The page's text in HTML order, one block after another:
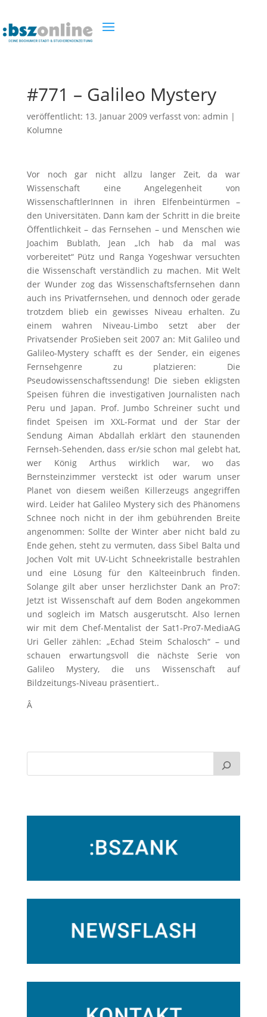
#771 – Galileo Mystery
veröffentlicht: 13. Januar 2009verfasst von: admin |
Kolumne
Vor noch gar nicht allzu langer Zeit, da war
Wissenschaft eine Angelegenheit von
WissenschaftlerInnen in ihren Elfenbeintürmen –
den Universitäten. Dann kam der Schritt in die breite
Öffentlichkeit – das Fernsehen – und Menschen wie
Joachim Bublath, Jean „Ich hab da mal was
vorbereitet“ Pütz und Ranga Yogeshwar versuchten
die Wissenschaft verständlich zu machen. Mit Welt
der Wunder zog das Wissenschaftsfernsehen dann
auch ins Privatfernsehen, und dennoch oder gerade
trotzdem blieb ein gewisses Niveau erhalten. Zu
einem wahren Niveau-Limbo setzt aber der
Privatsender ProSieben seit 2007 an: Mit Galileo und
Galileo-Mystery schafft es der Sender, ein eigenes
Fernsehgenre zu platzieren: Die
Pseudowissenschaftssendung! Die sieben ekligsten
Speisen führen die investigativen Journalisten nach
Peru und Japan. Prof. Jumbo Schreiner sucht und
findet Speisen im XXL-Format und der Star der
Sendung Aiman Abdallah erklärt den staunenden
Fernseh-Sehenden, dass er/sie schon mal gelebt hat,
wer König Arthus wirklich war, wo das
Bernsteinzimmer versteckt ist oder warum unser
Planet von diesem weißen Killerzeugs angegriffen
wird. Leider hat Galileo Mystery sich des Phänomens
Schnee noch nicht in der ihm gebührenden Breite
angenommen: Sollte der Winter aber nicht bald zu
Ende gehen, steht zu vermuten, dass Sibel Balta und
Jochen Volt mit UV-Licht Schneekristalle bestrahlen
und eine Lösung für den Kälteeinbruch finden.
Solange gilt aber unser herzlichster Dank an Pro7:
Jetzt ist Wissenschaft auf dem Boden angekommen
und sogleich im Matsch ausgerutscht. Also lernen
wir mit dem Chef-Mentalist der Sat1-Pro7-MediaAG
Uri Geller zählen: „Echad Steim Schalosch“ – und
schauen erwartungsvoll die nächste Serie von
Galileo Mystery, die uns Wissenschaft auf
Bildzeitungs-Niveau präsentiert..
Â